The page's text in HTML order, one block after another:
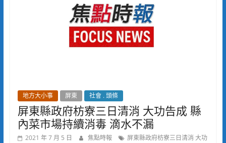
地方大小事 屏東 社會 . 頭條
屏東縣政府枋寮三日清消 大功告成 縣
內菜市場持續消毒 滴水不漏
2021 年 7 月 5 日 焦點時報
屏東縣政府枋寮三日清消 大功